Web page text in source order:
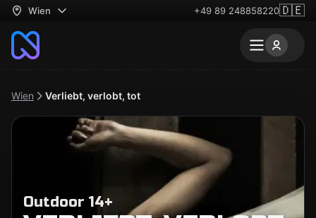
Wien +49 89 248858220🇩🇪
Wien Verliebt, verlobt, tot
Outdoor 14+